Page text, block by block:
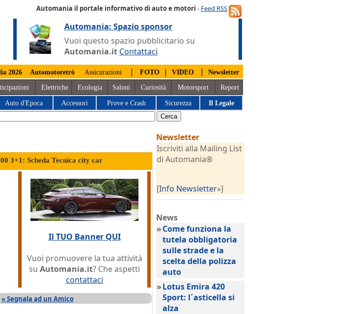
Automania il portale informativo di auto e motori - Feed RSS
Automania: Spazio sponsor
Vuoi questo spazio pubblicitario su
Automania.it Contattaci
2026 Automotoretrò Assicurazioni | FOTO | VIDEO | Newsletter
Elettriche Ecologia Saloni Curiosità Motorsport Report
Auto d'Epoca Accessori Prove e Crash Sicurezza Il Legale
3+1: Scheda Tecnica city car
Il TUO Banner QUI
Vuoi promuovere la tua attività
su Automania.it? Che aspetti
contattaci
» Segnala ad un Amico
Newsletter
Iscriviti alla Mailing List
di Automania®
[Info Newsletter»]
News
»Come funziona la
tutela obbligatoria
sulle strade e la
scelta della polizza
auto
»Lotus Emira 420
Sport: l´asticella si
alza